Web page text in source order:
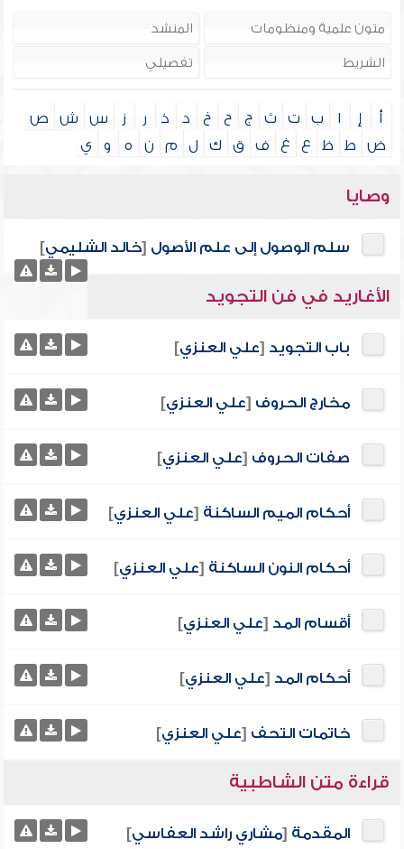
أ إ ا ب ت ث ج ح خ د ذ ر ز س ش
ص
ض
ط ظ ع غ ف ق ك ل م ن ه و ي
وصايا
سلم الوصول إلى علم الأصول [خالد الشليمي]
الأغاريد في فن التجويد
باب التجويد [علي العنزي]
مخارج الحروف [علي العنزي]
صفات الحروف [علي العنزي]
أحكام الميم الساكنة [علي العنزي]
أحكام النون الساكنة [علي العنزي]
أقسام المد [علي العنزي]
أحكام المد [علي العنزي]
خاتمات التحف [علي العنزي]
قراءة متن الشاطبية
المقدمة [مشاري راشد العفاسي]